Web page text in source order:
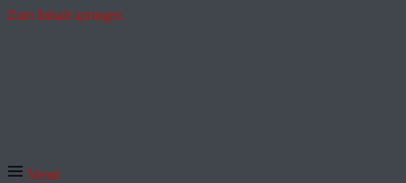
Zum Inhalt springen
Menü